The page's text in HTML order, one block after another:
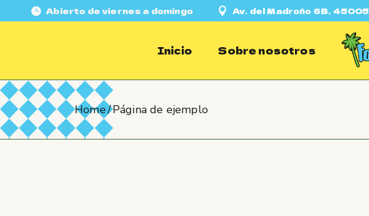
the
Abierto de viernes a domingo Av. del Madroño 6B, 45005
Inicio Sobre nosotros
Home Página de ejemplo